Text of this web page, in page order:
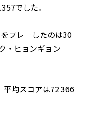
でした。
プレーしたのは30
・ヒョンギョン
平均スコアは72.366